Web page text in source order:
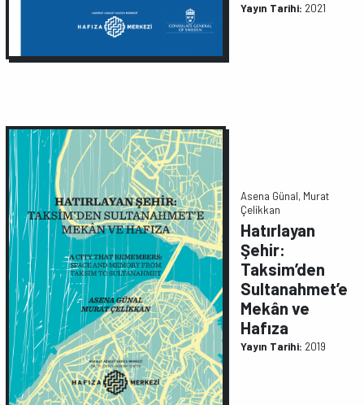
Yayın Tarihi: 2021
Asena Günal, Murat
Çelikkan
Hatırlayan
Şehir:
Taksim’den
Sultanahmet’e
Mekân ve
Hafıza
Yayın Tarihi: 2019